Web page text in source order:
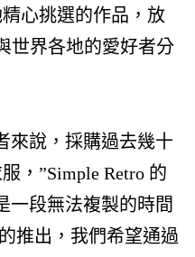
心挑選的作品，放
世界各地的愛好者分
來說，採購過去幾十
，”Simple Retro 的
一段無法複製的時間
推出，我們希望通過